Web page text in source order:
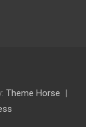
Theme Horse